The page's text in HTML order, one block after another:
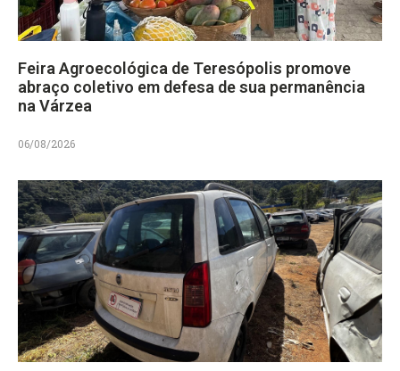
Feira Agroecológica de Teresópolis promove
abraço coletivo em defesa de sua permanência
na Várzea
06/08/2026